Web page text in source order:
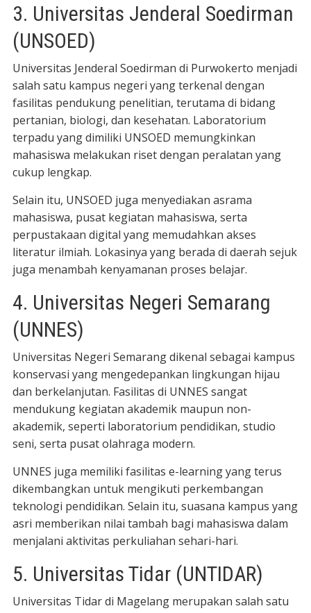
3. Universitas Jenderal Soedirman
(UNSOED)
Universitas Jenderal Soedirman di Purwokerto menjadi
salah satu kampus negeri yang terkenal dengan
fasilitas pendukung penelitian, terutama di bidang
pertanian, biologi, dan kesehatan. Laboratorium
terpadu yang dimiliki UNSOED memungkinkan
mahasiswa melakukan riset dengan peralatan yang
cukup lengkap.
Selain itu, UNSOED juga menyediakan asrama
mahasiswa, pusat kegiatan mahasiswa, serta
perpustakaan digital yang memudahkan akses
literatur ilmiah. Lokasinya yang berada di daerah sejuk
juga menambah kenyamanan proses belajar.
4. Universitas Negeri Semarang
(UNNES)
Universitas Negeri Semarang dikenal sebagai kampus
konservasi yang mengedepankan lingkungan hijau
dan berkelanjutan. Fasilitas di UNNES sangat
mendukung kegiatan akademik maupun non-
akademik, seperti laboratorium pendidikan, studio
seni, serta pusat olahraga modern.
UNNES juga memiliki fasilitas e-learning yang terus
dikembangkan untuk mengikuti perkembangan
teknologi pendidikan. Selain itu, suasana kampus yang
asri memberikan nilai tambah bagi mahasiswa dalam
menjalani aktivitas perkuliahan sehari-hari.
5. Universitas Tidar (UNTIDAR)
Universitas Tidar di Magelang merupakan salah satu